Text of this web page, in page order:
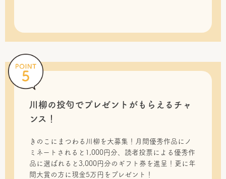
川柳の投句でプレゼントがもらえるチャ
ンス！
きのこにまつわる川柳を大募集！月間優秀作品にノ
ミネートされると1,000円分、読者投票による優秀作
品に選ばれると3,000円分のギフト券を進呈！更に年
間大賞の方に現金5万円をプレゼント！